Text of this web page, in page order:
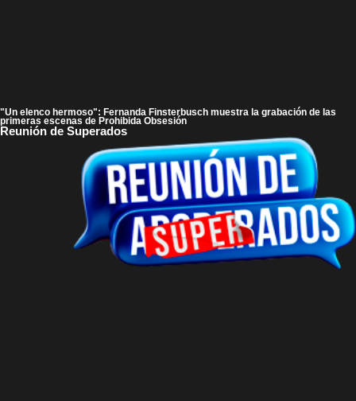
"Un elenco hermoso": Fernanda Finsterbusch muestra la grabación de las
primeras escenas de Prohibida Obsesión
Reunión de Superados